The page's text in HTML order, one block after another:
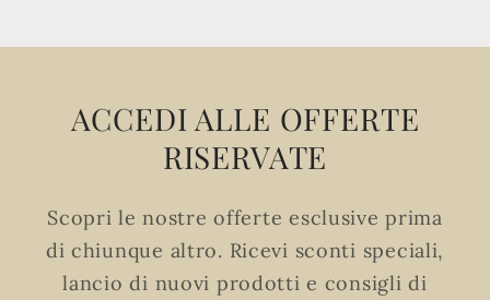
ACCEDI ALLE OFFERTE
RISERVATE
Scopri le nostre offerte esclusive prima
di chiunque altro. Ricevi sconti speciali,
lancio di nuovi prodotti e consigli di